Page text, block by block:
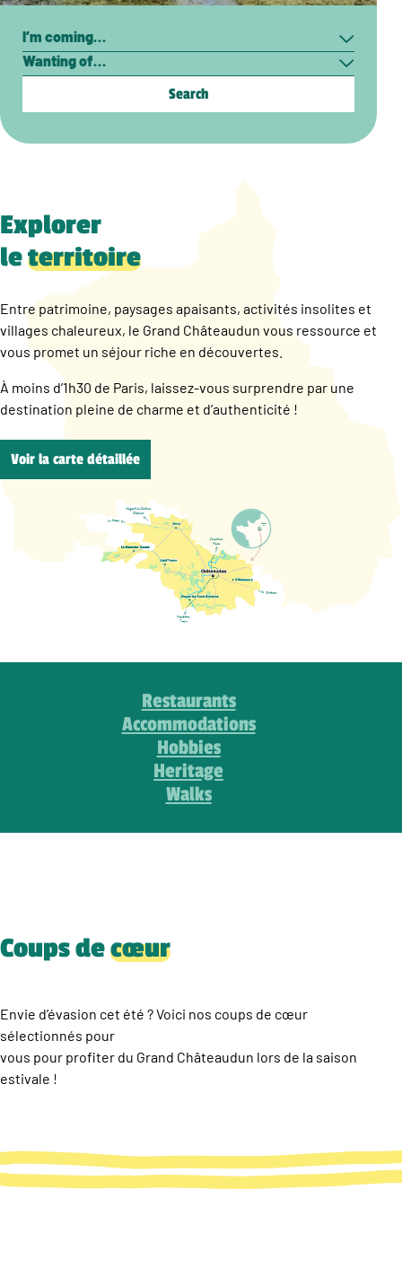
Search
Explorer
leterritoire
Entre patrimoine, paysages apaisants, activités insolites et
villages chaleureux, le Grand Châteaudun vous ressource et
vous promet un séjour riche en découvertes.
À moins d’1h30 de Paris, laissez-vous surprendre par une
destination pleine de charme et d’authenticité !
Voir la carte détaillée
Restaurants
Accommodations
Hobbies
Heritage
Walks
Coups decœur
Envie d’évasion cet été ? Voici nos coups de cœur
sélectionnés pour
vous pour profiter du Grand Châteaudun lors de la saison
estivale !